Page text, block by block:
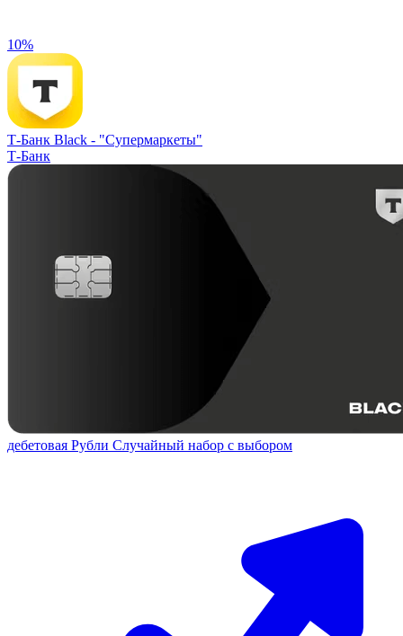
10%
Т-Банк Black - "Супермаркеты"
Т-Банк
дебетовая Рубли Случайный набор с выбором